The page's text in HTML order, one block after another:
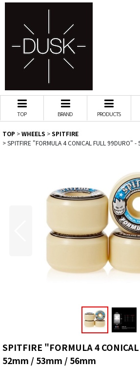
TOP BRAND PRODUCTS
TOP >WHEELS >SPITFIRE
>SPITFIRE "FORMULA 4 CONICAL FULL
SPITFIRE "FORMULA 4
52mm / 53mm / 56mm